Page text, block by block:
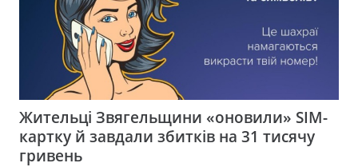
Жительці Звягельщини «оновили» SIM-
картку й завдали збитків на 31 тисячу
гривень